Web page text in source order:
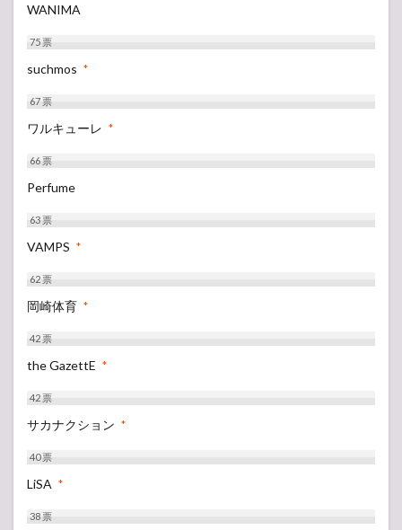
WANIMA
75票
suchmos *
67票
ワルキューレ *
66票
Perfume
63票
VAMPS *
62票
岡崎体育 *
42票
the GazettE *
42票
サカナクション *
40票
LiSA *
38票